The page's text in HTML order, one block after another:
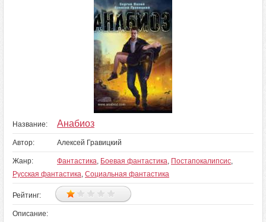
Название: Анабиоз
Автор: Алексей Гравицкий
Жанр: Фантастика, Боевая фантастика, Постапокалипсис,
Русская фантастика, Социальная фантастика
Рейтинг:
Описание: